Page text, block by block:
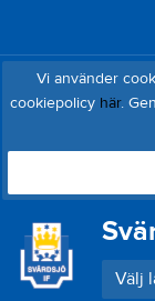
Vi använder
cookiepolicy här.
Välj